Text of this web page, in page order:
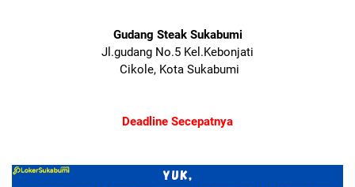
Gudang Steak Sukabumi
Jl.gudang No.5 Kel.Kebonjati
Cikole, Kota Sukabumi
Deadline Secepatnya